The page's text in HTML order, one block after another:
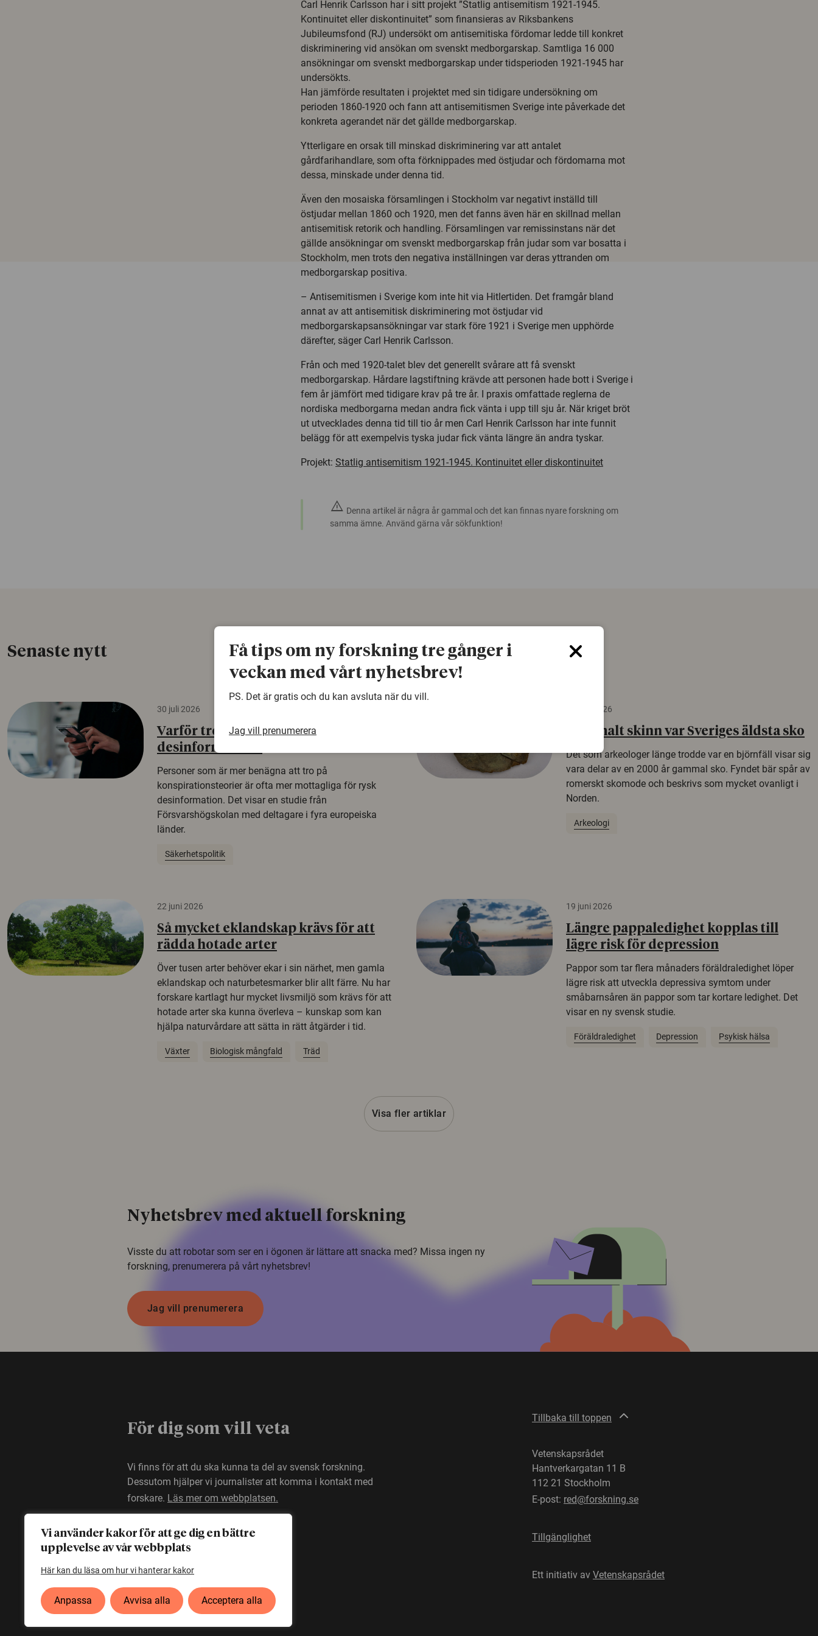
Vi använder kakor för att ge dig en bättre
upplevelse av vår webbplats
Här kan du läsa om hur vi hanterar kakor
Anpassa Avvisa alla Acceptera alla
Carl Henrik Carlsson har i sitt projekt ”Statlig antisemitism 1921-1945.
Kontinuitet eller diskontinuitet” som finansieras av Riksbankens
Jubileumsfond (RJ) undersökt om antisemitiska fördomar ledde till konkret
diskriminering vid ansökan om svenskt medborgarskap. Samtliga 16 000
ansökningar om svenskt medborgarskap under tidsperioden 1921-1945 har
undersökts.
Han jämförde resultaten i projektet med sin tidigare undersökning om
perioden 1860-1920 och fann att antisemitismen Sverige inte påverkade det
konkreta agerandet när det gällde medborgarskap.
Ytterligare en orsak till minskad diskriminering var att antalet
gårdfarihandlare, som ofta förknippades med östjudar och fördomarna mot
dessa, minskade under denna tid.
Även den mosaiska församlingen i Stockholm var negativt inställd till
östjudar mellan 1860 och 1920, men det fanns även här en skillnad mellan
antisemitisk retorik och handling. Församlingen var remissinstans när det
gällde ansökningar om svenskt medborgarskap från judar som var bosatta i
Stockholm, men trots den negativa inställningen var deras yttranden om
medborgarskap positiva.
– Antisemitismen i Sverige kom inte hit via Hitlertiden. Det framgår bland
annat av att antisemitisk diskriminering mot östjudar vid
medborgarskapsansökningar var stark före 1921 i Sverige men upphörde
därefter, säger Carl Henrik Carlsson.
Från och med 1920-talet blev det generellt svårare att få svenskt
medborgarskap. Hårdare lagstiftning krävde att personen hade bott i Sverige i
fem år jämfört med tidigare krav på tre år. I praxis omfattade reglerna de
nordiska medborgarna medan andra fick vänta i upp till sju år. När kriget bröt
ut utvecklades denna tid till tio år men Carl Henrik Carlsson har inte funnit
belägg för att exempelvis tyska judar fick vänta längre än andra tyskar.
Projekt: Statlig antisemitism 1921-1945. Kontinuitet eller diskontinuitet
warning Denna artikel är några år gammal och det kan finnas nyare forskning om
samma ämne. Använd gärna vår sökfunktion!
Senaste nytt
30 juli 2026
Varför tror vissa på rysk
desinformation?
Personer som är mer benägna att tro på
konspirationsteorier är ofta mer mottagliga för rysk
desinformation. Det visar en studie från
Försvarshögskolan med deltagare i fyra europeiska
länder.
Säkerhetspolitik
22 juni 2026
Gammalt skinn var Sveriges äldsta sko
Det som arkeologer länge trodde var en björnfäll visar sig
vara delar av en 2000 år gammal sko. Fyndet bär spår av
romerskt skomode och beskrivs som mycket ovanligt i
Norden.
Arkeologi
22 juni 2026
Så mycket eklandskap krävs för att
rädda hotade arter
Över tusen arter behöver ekar i sin närhet, men gamla
eklandskap och naturbetesmarker blir allt färre. Nu har
forskare kartlagt hur mycket livsmiljö som krävs för att
hotade arter ska kunna överleva – kunskap som kan
hjälpa naturvårdare att sätta in rätt åtgärder i tid.
Växter Biologisk mångfald Träd
19 juni 2026
Längre pappaledighet kopplas till
lägre risk för depression
Pappor som tar flera månaders föräldraledighet löper
lägre risk att utveckla depressiva symtom under
småbarnsåren än pappor som tar kortare ledighet. Det
visar en ny svensk studie.
Föräldraledighet Depression Psykisk hälsa
Visa fler artiklar
Nyhetsbrev med aktuell forskning
Visste du att robotar som ser en i ögonen är lättare att snacka med? Missa ingen ny
forskning, prenumerera på vårt nyhetsbrev!
Jag vill prenumerera
För dig som vill veta
Vi finns för att du ska kunna ta del av svensk forskning.
Dessutom hjälper vi journalister att komma i kontakt med
forskare. Läs mer om webbplatsen.
Tillbaka till toppen
Vetenskapsrådet
Hantverkargatan 11 B
112 21 Stockholm
E-post: red@forskning.se
Tillgänglighet
Ett initiativ av Vetenskapsrådet
Få tips om ny forskning tre gånger i
veckan med vårt nyhetsbrev!
PS. Det är gratis och du kan avsluta när du vill.
Jag vill prenumerera